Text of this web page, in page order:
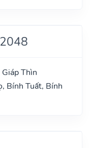
Thìn
Bính Tuất, Bính